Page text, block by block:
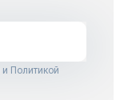
и Политикой